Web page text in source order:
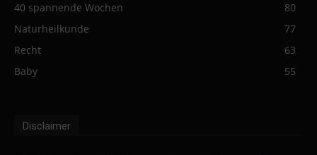
40 spannende Wochen
80
Naturheilkunde
77
Recht
63
Baby
55
Disclaimer